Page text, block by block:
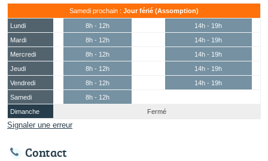
Samedi prochain : Jour férié (Assomption)
Lundi 8h - 12h
14h - 19h
Mardi
8h - 12h
14h - 19h
Mercredi
8h - 12h
14h - 19h
Jeudi
8h - 12h
14h - 19h
Vendredi
8h - 12h
14h - 19h
Samedi
8h - 12h
Dimanche
Fermé
Signaler une erreur
Contact